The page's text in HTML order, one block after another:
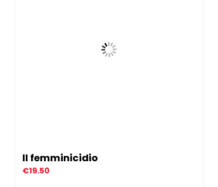
Il femminicidio
€19.50